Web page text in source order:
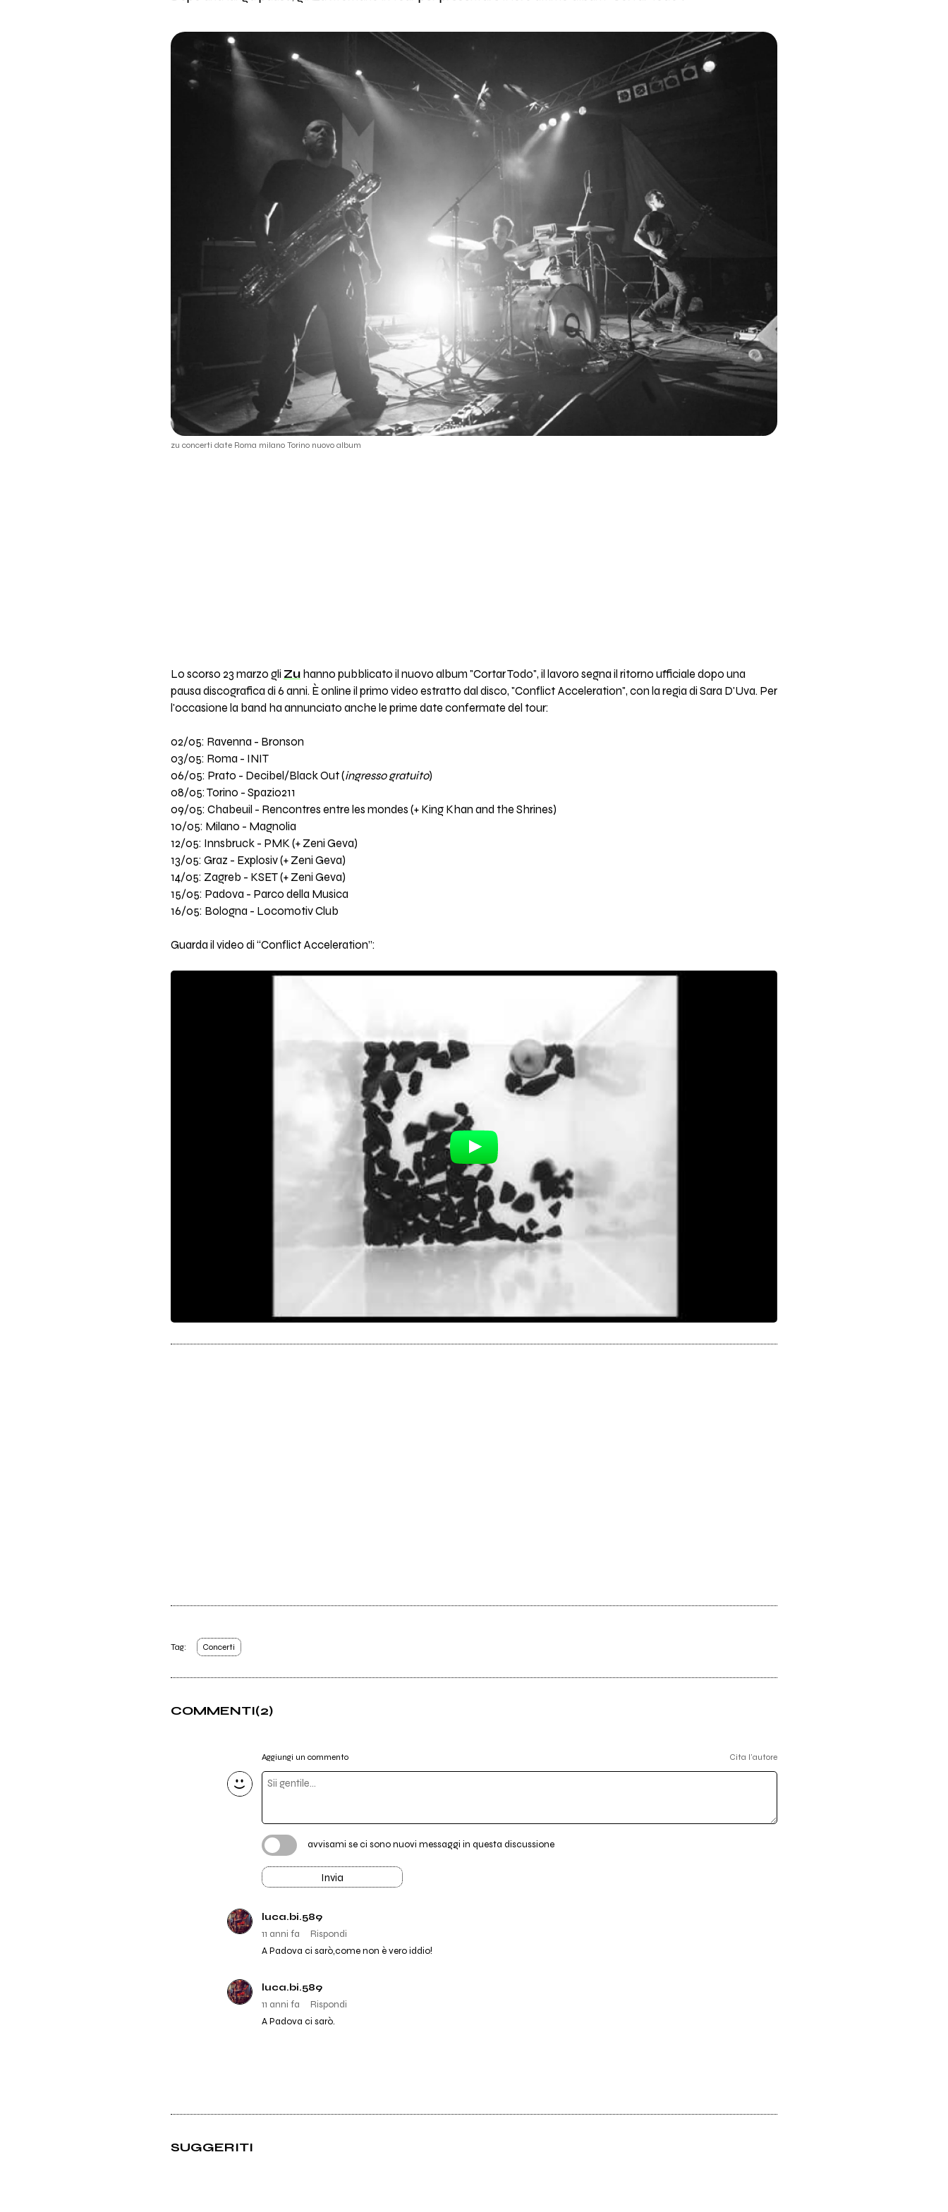
zu concerti date Roma milano Torino nuovo album
Lo scorso 23 marzo gli Zuhanno pubblicato il nuovo album "Cortar Todo", il lavoro segna il ritorno ufficiale dopo una
pausa discografica di 6 anni. È online il primo video estratto dal disco, "Conflict Acceleration", con la regia di Sara D'Uva. Per
l'occasione la band ha annunciato anche le prime date confermate del tour:
02/05: Ravenna - Bronson
03/05: Roma - INIT
06/05: Prato - Decibel/Black Out (ingresso gratuito)
08/05: Torino - Spazio211
09/05: Chabeuil - Rencontres entre les mondes (+ King Khan and the Shrines)
10/05: Milano - Magnolia
12/05: Innsbruck - PMK (+ Zeni Geva)
13/05: Graz - Explosiv (+ Zeni Geva)
14/05: Zagreb - KSET (+ Zeni Geva)
15/05: Padova - Parco della Musica
16/05: Bologna - Locomotiv Club
Guarda il video di “Conflict Acceleration”:
Tag: Concerti
COMMENTI(2)
Aggiungi un commento Cita l'autore
avvisami se ci sono nuovi messaggi in questa discussione
Invia
luca.bi.589
11 anni fa
Rispondi
A Padova ci sarò,come non è vero iddio!
luca.bi.589
11 anni fa
Rispondi
A Padova ci sarò.
SUGGERITI